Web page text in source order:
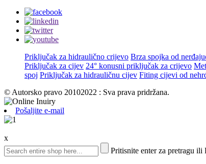
Priključak za hidraulično crijevo Brza spojka od
Priključak za cijev 24° konusni priključak za crijevo
spoj Priključak za hidrauličnu cijev Fiting cijevi od
© Autorsko pravo 20102022 : Sva prava pridržana.
Pošaljite e-mail
x
Pritisnite enter za pretragu ili